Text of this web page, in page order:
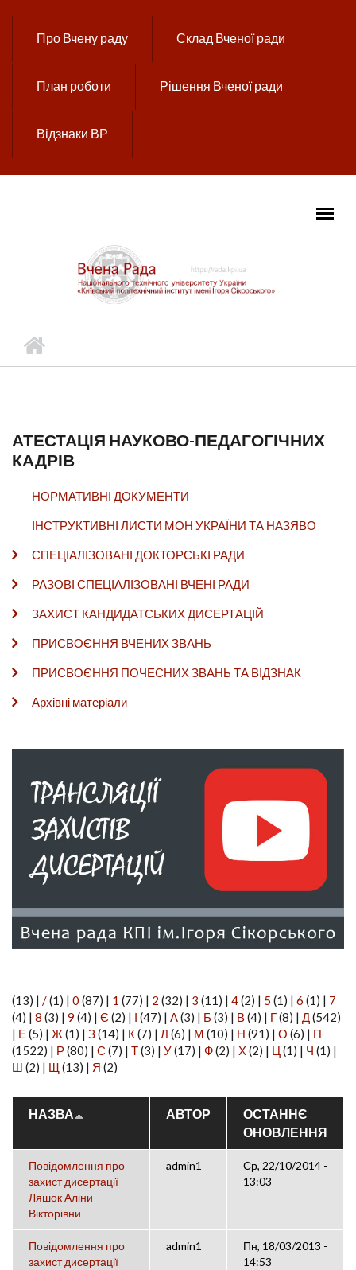
Про Вчену раду Склад Вченої ради
План роботи Рішення Вченої ради
Відзнаки ВР
ГОЛОВНЕ МЕНЮ
АТЕСТАЦІЯ НАУКОВО-ПЕДАГОГІЧНИХ
КАДРІВ
НОРМАТИВНІ ДОКУМЕНТИ
ІНСТРУКТИВНІ ЛИСТИ МОН УКРАЇНИ ТА НАЗЯВО
СПЕЦІАЛІЗОВАНІ ДОКТОРСЬКІ РАДИ
РАЗОВІ СПЕЦІАЛІЗОВАНІ ВЧЕНІ РАДИ
ЗАХИСТ КАНДИДАТСЬКИХ ДИСЕРТАЦІЙ
ПРИСВОЄННЯ ВЧЕНИХ ЗВАНЬ
ПРИСВОЄННЯ ПОЧЕСНИХ ЗВАНЬ ТА ВІДЗНАК
Архівні матеріали
(13) | /(1) | 0 (87) | 1 (77) | 2 (32) | 3 (11) | 4(2) | 5 (1) | 6 (1) | 7
(4) | 8 (3) | 9 (4) | Є (2) | І (47) | А(3) | Б (3) | В(4) | Г(8) | Д(542)
| Е (5) | Ж (1) | З(14) | К (7) | Л (6) | М (10) | Н (91) | О (6) | П
(1522) | Р(80) | С (7) | Т(3) | У(17) | Ф(2) | Х(2) | Ц (1) | Ч (1) |
Ш (2) | Щ (13) | Я (2)
НАЗВА АВТОР
ОСТАННЄ
ОНОВЛЕННЯ
Повідомлення про
захист дисертації
Ляшок Аліни
Вікторівни
admin1
Ср, 22/10/2014 -
13:03
Повідомлення про
захист дисертації
admin1
Пн, 18/03/2013 -
14:53